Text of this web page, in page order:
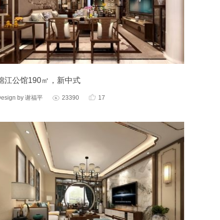
江公馆190㎡，新中式
by 谢福平  23390 17